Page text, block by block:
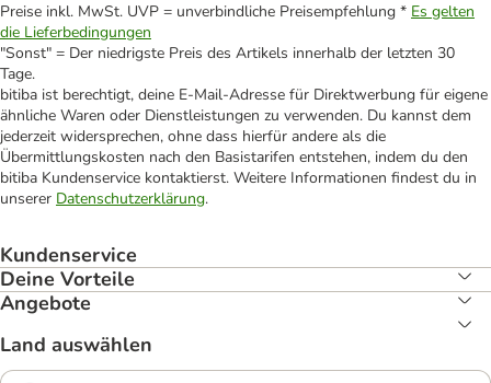
Preise inkl. MwSt. UVP = unverbindliche Preisempfehlung * Es gelten
die Lieferbedingungen
"Sonst" = Der niedrigste Preis des Artikels innerhalb der letzten 30
Tage.
bitiba ist berechtigt, deine E-Mail-Adresse für Direktwerbung für eigene
ähnliche Waren oder Dienstleistungen zu verwenden. Du kannst dem
jederzeit widersprechen, ohne dass hierfür andere als die
Übermittlungskosten nach den Basistarifen entstehen, indem du den
bitiba Kundenservice kontaktierst. Weitere Informationen findest du in
unserer Datenschutzerklärung.
Kundenservice
Deine Vorteile
Angebote
Land auswählen